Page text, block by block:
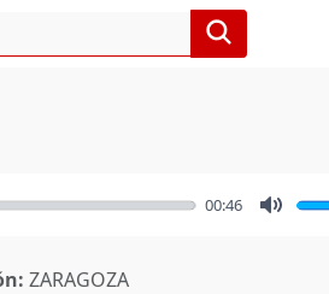
00:46
ZARAGOZA